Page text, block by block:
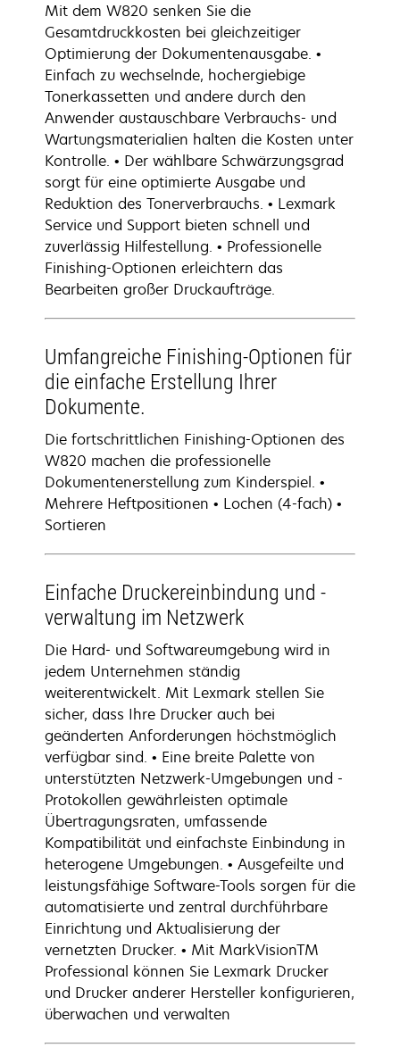
Mit dem W820 senken Sie die
Gesamtdruckkosten bei gleichzeitiger
Optimierung der Dokumentenausgabe. •
Einfach zu wechselnde, hochergiebige
Tonerkassetten und andere durch den
Anwender austauschbare Verbrauchs- und
Wartungsmaterialien halten die Kosten unter
Kontrolle. • Der wählbare Schwärzungsgrad
sorgt für eine optimierte Ausgabe und
Reduktion des Tonerverbrauchs. • Lexmark
Service und Support bieten schnell und
zuverlässig Hilfestellung. • Professionelle
Finishing-Optionen erleichtern das
Bearbeiten großer Druckaufträge.
Umfangreiche Finishing-Optionen für
die einfache Erstellung Ihrer
Dokumente.
Die fortschrittlichen Finishing-Optionen des
W820 machen die professionelle
Dokumentenerstellung zum Kinderspiel. •
Mehrere Heftpositionen • Lochen (4-fach) •
Sortieren
Einfache Druckereinbindung und -
verwaltung im Netzwerk
Die Hard- und Softwareumgebung wird in
jedem Unternehmen ständig
weiterentwickelt. Mit Lexmark stellen Sie
sicher, dass Ihre Drucker auch bei
geänderten Anforderungen höchstmöglich
verfügbar sind. • Eine breite Palette von
unterstützten Netzwerk-Umgebungen und -
Protokollen gewährleisten optimale
Übertragungsraten, umfassende
Kompatibilität und einfachste Einbindung in
heterogene Umgebungen. • Ausgefeilte und
leistungsfähige Software-Tools sorgen für die
automatisierte und zentral durchführbare
Einrichtung und Aktualisierung der
vernetzten Drucker. • Mit MarkVisionTM
Professional können Sie Lexmark Drucker
und Drucker anderer Hersteller konfigurieren,
überwachen und verwalten